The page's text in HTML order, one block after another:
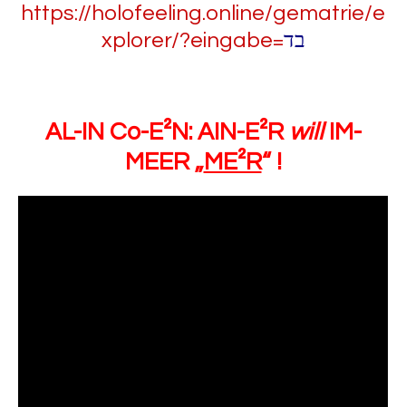
https://holofeeling.online/gematrie/e
xplorer/?eingabe=בד
AL-IN Co-E²N: AIN-E²R willIM-
MEER „ME²R“ !